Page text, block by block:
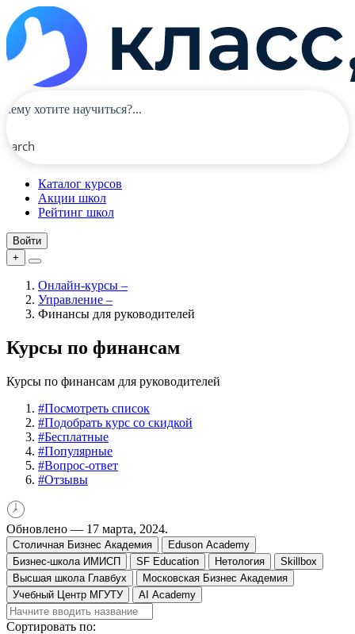
Каталог курсов
Акции школ
Рейтинг школ
Войти
+
Онлайн-курсы –
Управление –
Финансы для руководителей
Курсы по финансам
Курсы по финансам для руководителей
#Посмотреть список
#Подобрать курс со скидкой
#Бесплатные
#Популярные
#Вопрос-ответ
#Отзывы
Обновлено — 17 марта, 2024.
Столичная Бизнес Академия
Eduson Academy
Бизнес-школа ИМИСП
SF Education Нетология
Skillbox
Высшая школа Главбух
Московская Бизнес Академия
Учебный Центр МГУТУ
AI Academy
Сортировать по: